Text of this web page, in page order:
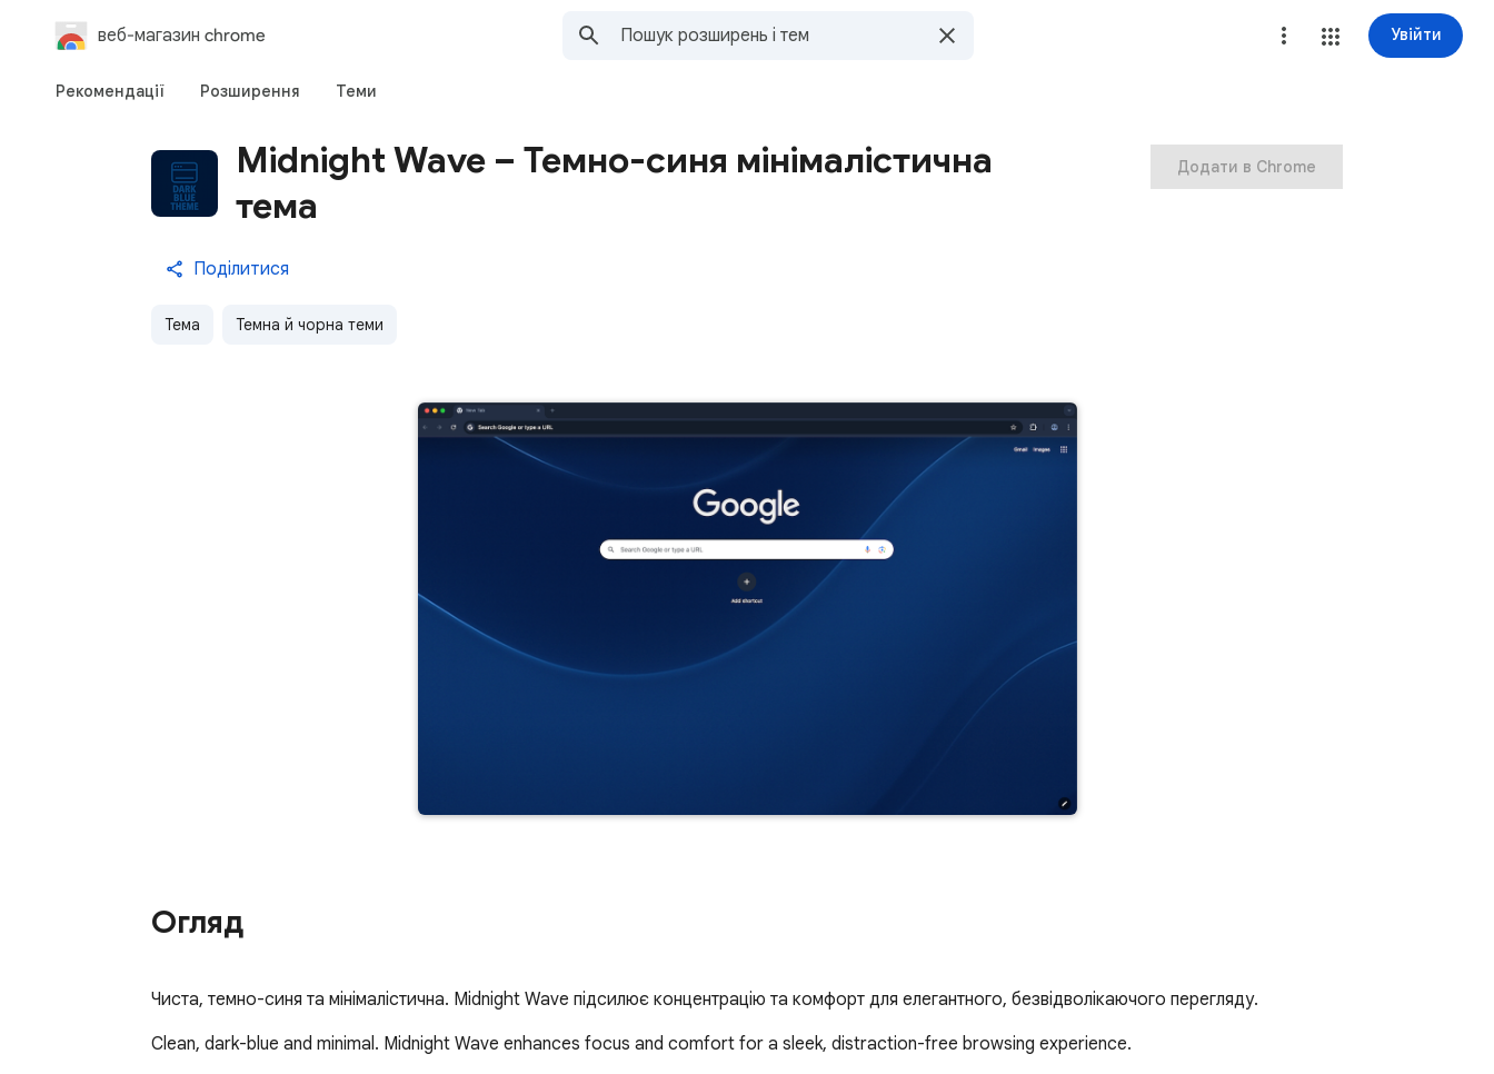
веб-магазин chrome Увійти
Рекомендації Розширення Теми
Midnight Wave – Темно-синя мінімалістична
тема
Поділитися
Тема Темна й чорна теми
Додати в Chrome
Огляд
Чиста, темно-синя та мінімалістична. Midnight Wave підсилює концентрацію та комфорт для елегантного, безвідволікаючого перегляду.
Clean, dark-blue and minimal. Midnight Wave enhances focus and comfort for a sleek, distraction-free browsing experience.